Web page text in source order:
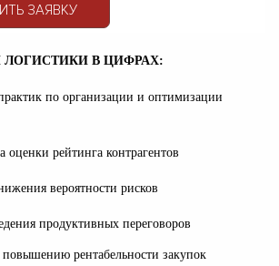
ЗАЯВКУ
ЛОГИСТИКИ В ЦИФРАХ:
по организации и оптимизации
оценки рейтинга контрагентов
вероятности рисков
продуктивных переговоров
рентабельности закупок